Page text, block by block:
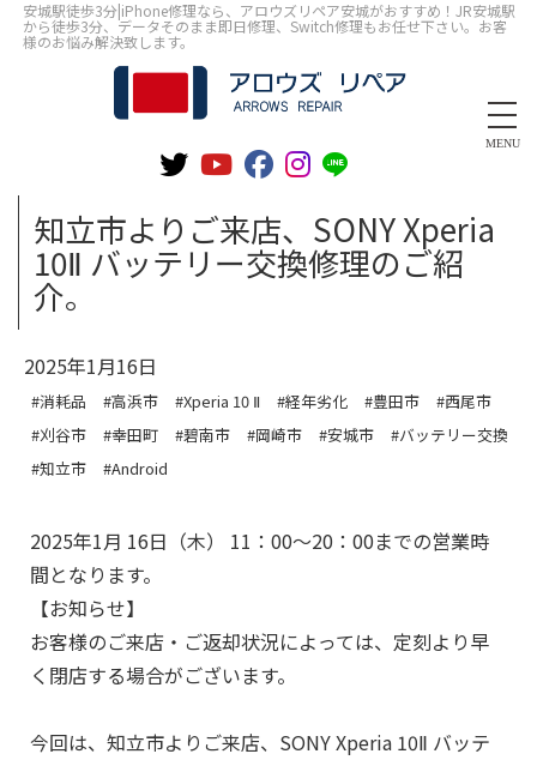
安城駅徒歩3分|iPhone修理なら、アロウズリペア安城がおすすめ！JR安城駅
から徒歩3分、データそのまま即日修理、Switch修理もお任せ下さい。お客
様のお悩み解決致します。
MENU
知立市よりご来店、SONY Xperia
10Ⅱ バッテリー交換修理のご紹
介。
2025年1月16日
#消耗品 #高浜市 #Xperia 10 Ⅱ #経年劣化 #豊田市
#西尾市
#刈谷市
#幸田町 #碧南市 #岡崎市 #安城市
#バッテリー交換
#知立市
#Android
2025年1月 16日（木） 11：00～20：00までの営業時
間となります。
【お知らせ】
お客様のご来店・ご返却状況によっては、定刻より早
く閉店する場合がございます。
今回は、知立市よりご来店、SONY Xperia 10Ⅱ バッテ